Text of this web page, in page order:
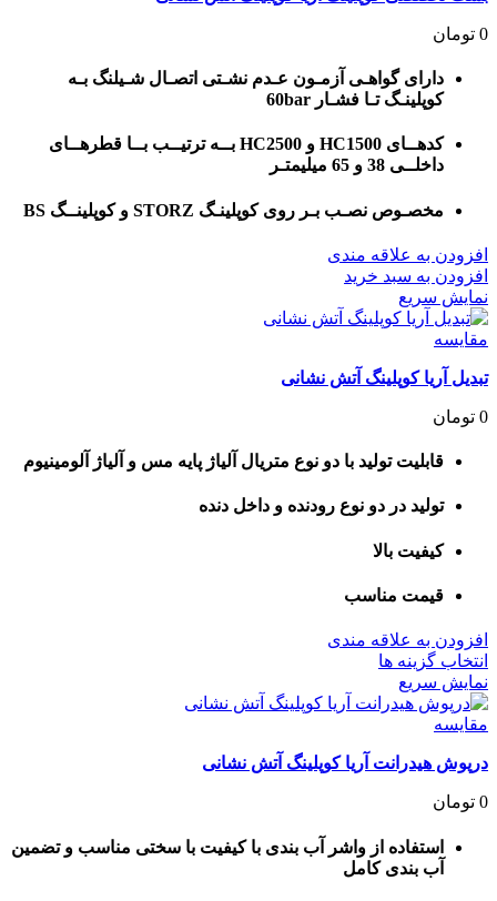
0 تومان
دارای گواهـی آزمـون عـدم نشـتی اتصـال شـیلنگ بـه
کوپلینـگ تـا فشـار 60bar
کدهــای HC1500 و HC2500 بــه ترتیــب بــا قطرهــای
داخلــی 38 و 65 میلیمتـر
مخصـوص نصـب بـر روی کوپلینـگ STORZ و کوپلینــگ BS
افزودن به علاقه مندی
افزودن به سبد خرید
نمایش سریع
مقايسه
تبدیل آریا کوپلینگ آتش نشانی
0 تومان
قابلیت تولید با دو نوع متریال آلیاژ پایه مس و آلیاژ آلومینیوم
تولید در دو نوع رودنده و داخل دنده
کیفیت بالا
قیمت مناسب
افزودن به علاقه مندی
انتخاب گزینه ها
دارای
می
ممکن
است
نمایش سریع
مقايسه
درپوش هیدرانت آریا کوپلینگ آتش نشانی
0 تومان
استفاده از واشر آب بندی با کیفیت با سختی مناسب و تضمین
آب بندی کامل